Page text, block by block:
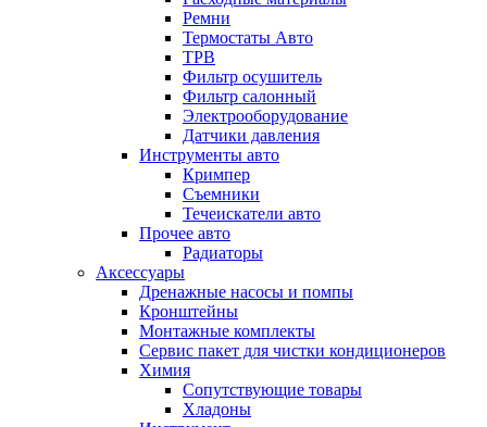
Ремни
Термостаты Авто
ТРВ
Фильтр осушитель
Фильтр салонный
Электрооборудование
Датчики давления
Инструменты авто
Кримпер
Съемники
Течеискатели авто
Прочее авто
Радиаторы
Аксессуары
Дренажные насосы и помпы
Кронштейны
Монтажные комплекты
Сервис пакет для чистки кондиционеров
Химия
Сопутствующие товары
Хладоны